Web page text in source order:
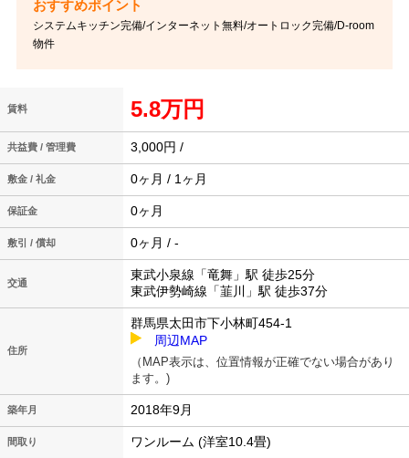
システムキッチン完備/インターネット無料/オートロック完備/D-room
物件
賃料 5.8万円
共益費 / 管理費 3,000円 /
敷金 / 礼金 0ヶ月 / 1ヶ月
保証金 0ヶ月
敷引 / 償却 0ヶ月 / -
交通
東武小泉線「竜舞」駅 徒歩25分
東武伊勢崎線「韮川」駅 徒歩37分
住所
群馬県太田市下小林町454-1
周辺MAP
（MAP表示は、位置情報が正確でない場合があり
ます。)
築年月 2018年9月
間取り ワンルーム (洋室10.4畳)